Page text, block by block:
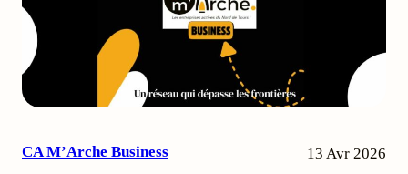
CA M’Arche Business 13 Avr 2026